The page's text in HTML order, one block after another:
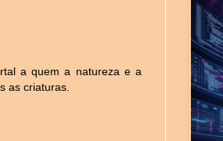
a quem a natureza e a
as criaturas.